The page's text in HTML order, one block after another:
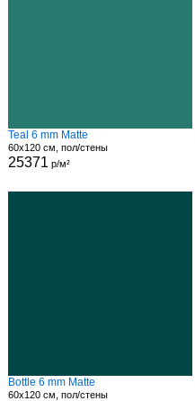
Teal 6 mm Matte
60x120 см, пол/стены
25371 р/м²
Bottle 6 mm Matte
60x120 см, пол/стены